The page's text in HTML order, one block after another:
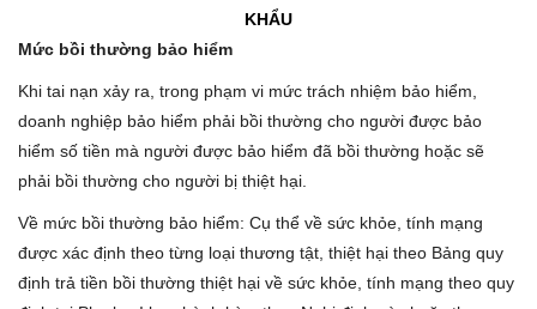
KHẨU
Mức bồi thường bảo hiểm
Khi tai nạn xảy ra, trong phạm vi mức trách nhiệm bảo hiểm,
doanh nghiệp bảo hiểm phải bồi thường cho người được bảo
hiểm số tiền mà người được bảo hiểm đã bồi thường hoặc sẽ
phải bồi thường cho người bị thiệt hại.
Về mức bồi thường bảo hiểm: Cụ thể về sức khỏe, tính mạng
được xác định theo từng loại thương tật, thiệt hại theo Bảng quy
định trả tiền bồi thường thiệt hại về sức khỏe, tính mạng theo quy